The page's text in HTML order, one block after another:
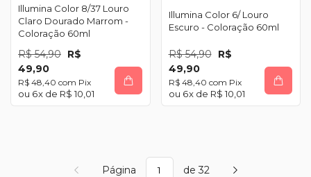
Illumina Color 8/37 Louro
Claro Dourado Marrom -
Coloração 60ml
R$ 54,90 R$
49,90
R$ 48,40 com Pix
6x de R$ 10,01
Illumina Color 6/ Louro
Escuro - Coloração 60ml
R$ 54,90 R$
49,90
R$ 48,40 com Pix
6x de R$ 10,01
Página de 32